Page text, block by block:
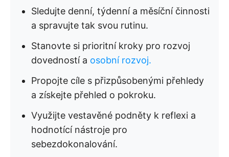
Sledujte denní, týdenní a měsíční činnosti
a spravujte tak svou rutinu.
Stanovte si prioritní kroky pro rozvoj
dovedností a osobní rozvoj.
Propojte cíle s přizpůsobenými přehledy
a získejte přehled o pokroku.
Využijte vestavěné podněty k reflexi a
hodnotící nástroje pro
sebezdokonalování.